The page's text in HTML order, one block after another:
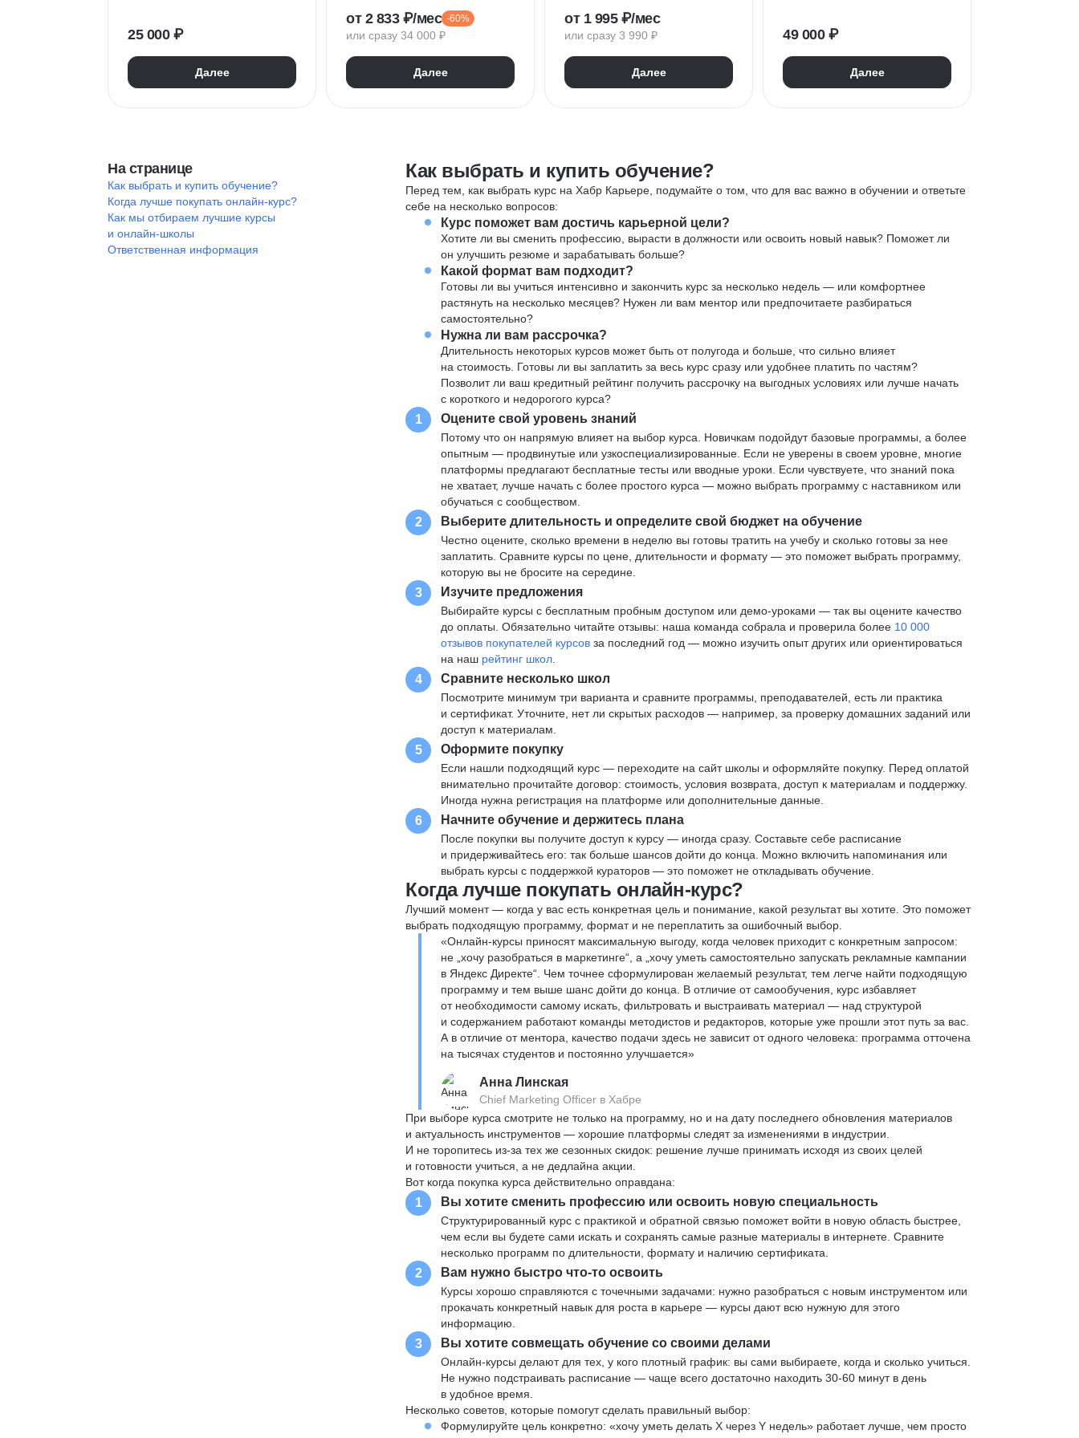
Бизнес-моделирование
25 000 ₽
Далее
Промпт-инжиниринг
Microsoft Excel
Google Таблицы
от 2 833 ₽/мес -60%
или сразу 34 000 ₽
Далее
Power Query
от 1 995 ₽/мес
или сразу 3 990 ₽
Далее
49 000 ₽
Далее
На странице
Как выбрать и купить обучение?
Когда лучше покупать онлайн-курс?
Как мы отбираем лучшие курсы
и онлайн-школы
Ответственная информация
Как выбрать и купить обучение?
Перед тем, как выбрать курс на Хабр Карьере, подумайте о том, что для вас важно в обучении и ответьте
себе на несколько вопросов:
Курс поможет вам достичь карьерной цели?
Хотите ли вы сменить профессию, вырасти в должности или освоить новый навык? Поможет ли
он улучшить резюме и зарабатывать больше?
Какой формат вам подходит?
Готовы ли вы учиться интенсивно и закончить курс за несколько недель — или комфортнее
растянуть на несколько месяцев? Нужен ли вам ментор или предпочитаете разбираться
самостоятельно?
Нужна ли вам рассрочка?
Длительность некоторых курсов может быть от полугода и больше, что сильно влияет
на стоимость. Готовы ли вы заплатить за весь курс сразу или удобнее платить по частям?
Позволит ли ваш кредитный рейтинг получить рассрочку на выгодных условиях или лучше начать
с короткого и недорогого курса?
1 Оцените свой уровень знаний
Потому что он напрямую влияет на выбор курса. Новичкам подойдут базовые программы, а более
опытным — продвинутые или узкоспециализированные. Если не уверены в своем уровне, многие
платформы предлагают бесплатные тесты или вводные уроки. Если чувствуете, что знаний пока
не хватает, лучше начать с более простого курса — можно выбрать программу с наставником или
обучаться с сообществом.
2 Выберите длительность и определите свой бюджет на обучение
Честно оцените, сколько времени в неделю вы готовы тратить на учебу и сколько готовы за нее
заплатить. Сравните курсы по цене, длительности и формату — это поможет выбрать программу,
которую вы не бросите на середине.
3 Изучите предложения
Выбирайте курсы с бесплатным пробным доступом или демо-уроками — так вы оцените качество
до оплаты. Обязательно читайте отзывы: наша команда собрала и проверила более 10 000
отзывов покупателей курсовза последний год — можно изучить опыт других или ориентироваться
на наш рейтинг школ
4 Сравните несколько школ
Посмотрите минимум три варианта и сравните программы, преподавателей, есть ли практика
и сертификат. Уточните, нет ли скрытых расходов — например, за проверку домашних заданий или
доступ к материалам.
5 Оформите покупку
Если нашли подходящий курс — переходите на сайт школы и оформляйте покупку. Перед оплатой
внимательно прочитайте договор: стоимость, условия возврата, доступ к материалам и поддержку.
Иногда нужна регистрация на платформе или дополнительные данные.
6 Начните обучение и держитесь плана
После покупки вы получите доступ к курсу — иногда сразу. Составьте себе расписание
и придерживайтесь его: так больше шансов дойти до конца. Можно включить напоминания или
выбрать курсы с поддержкой кураторов — это поможет не откладывать обучение.
Когда лучше покупать онлайн-курс?
Лучший момент — когда у вас есть конкретная цель и понимание, какой результат вы хотите. Это поможет
выбрать подходящую программу, формат и не переплатить за ошибочный выбор.
«Онлайн-курсы приносят максимальную выгоду, когда человек приходит с конкретным запросом:
не „хочу разобраться в маркетинге“, а „хочу уметь самостоятельно запускать рекламные кампании
в Яндекс Директе“. Чем точнее сформулирован желаемый результат, тем легче найти подходящую
программу и тем выше шанс дойти до конца. В отличие от самообучения, курс избавляет
от необходимости самому искать, фильтровать и выстраивать материал — над структурой
и содержанием работают команды методистов и редакторов, которые уже прошли этот путь за вас.
А в отличие от ментора, качество подачи здесь не зависит от одного человека: программа отточена
на тысячах студентов и постоянно улучшается»
Анна Линская
Chief Marketing Officer в Хабре
При выборе курса смотрите не только на программу, но и на дату последнего обновления материалов
и актуальность инструментов — хорошие платформы следят за изменениями в индустрии.
И не торопитесь из-за тех же сезонных скидок: решение лучше принимать исходя из своих целей
и готовности учиться, а не дедлайна акции.
Вот когда покупка курса действительно оправдана:
1 Вы хотите сменить профессию или освоить новую специальность
Структурированный курс с практикой и обратной связью поможет войти в новую область быстрее,
чем если вы будете сами искать и сохранять самые разные материалы в интернете. Сравните
несколько программ по длительности, формату и наличию сертификата.
2 Вам нужно быстро что-то освоить
Курсы хорошо справляются с точечными задачами: нужно разобраться с новым инструментом или
прокачать конкретный навык для роста в карьере — курсы дают всю нужную для этого
информацию.
3 Вы хотите совмещать обучение со своими делами
Онлайн-курсы делают для тех, у кого плотный график: вы сами выбираете, когда и сколько учиться.
Не нужно подстраивать расписание — чаще всего достаточно находить 30-60 минут в день
в удобное время.
Несколько советов, которые помогут сделать правильный выбор:
Формулируйте цель конкретно: «хочу уметь делать X через Y недель» работает лучше, чем просто